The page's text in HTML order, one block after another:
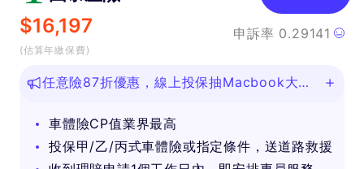
$16,197
(估算年繳保費)
申訴率 0.29141
任意險87折優惠，線上投保抽Macbook大
車體險CP值業界最高
投保甲/乙/丙式車體險或指定條件，送道路救援